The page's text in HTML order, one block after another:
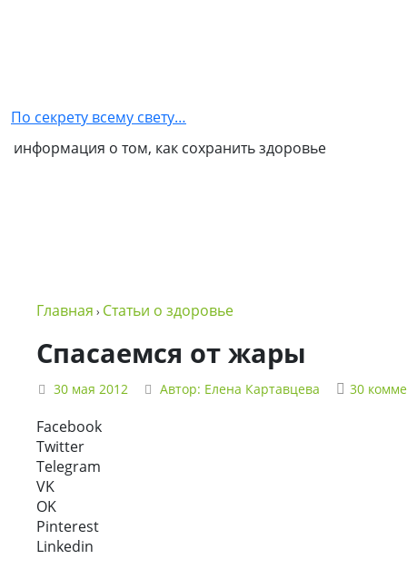
партнером
NSP
в
NSP
Политика
конфиденциальности
По секрету всему свету…
информация о том, как сохранить здоровье
Главная › Статьи о здоровье
Спасаемся от жары
30 мая 2012 Автор: Елена Картавцева 30
Facebook
Twitter
Telegram
VK
OK
Pinterest
Linkedin